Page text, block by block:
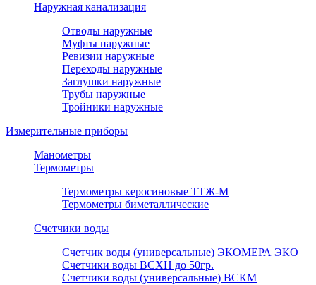
Наружная канализация
Отводы наружные
Муфты наружные
Ревизии наружные
Переходы наружные
Заглушки наружные
Трубы наружные
Тройники наружные
Измерительные приборы
Манометры
Термометры
Термометры керосиновые ТТЖ-М
Термометры биметаллические
Счетчики воды
Счетчик воды (универсальные) ЭКОМЕРА ЭКО
Счетчики воды ВСХН до 50гр.
Счетчики воды (универсальные) ВСКМ